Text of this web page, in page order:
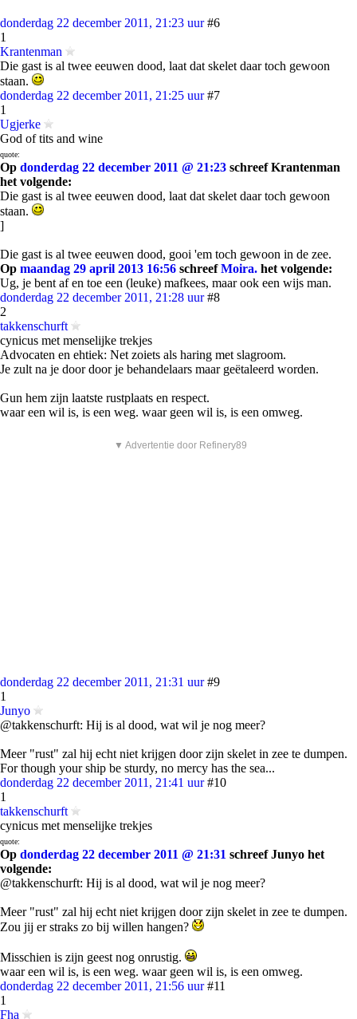
donderdag 22 december 2011, 21:23 uur #6
1
Krantenman
Die gast is al twee eeuwen dood, laat dat skelet daar toch gewoon
staan.
donderdag 22 december 2011, 21:25 uur #7
1
Ugjerke
God of tits and wine
quote:
Op donderdag 22 december 2011 @ 21:23 schreef Krantenman
het volgende:
Die gast is al twee eeuwen dood, laat dat skelet daar toch gewoon
staan.
]
Die gast is al twee eeuwen dood, gooi 'em toch gewoon in de zee.
Op maandag 29 april 2013 16:56 schreefMoira. het volgende:
Ug, je bent af en toe een (leuke) mafkees, maar ook een wijs man.
donderdag 22 december 2011, 21:28 uur #8
2
takkenschurft
cynicus met menselijke trekjes
Advocaten en ehtiek: Net zoiets als haring met slagroom.
Je zult na je door door je behandelaars maar geëtaleerd worden.
Gun hem zijn laatste rustplaats en respect.
waar een wil is, is een weg. waar geen wil is, is een omweg.
▼ Advertentie door Refinery89
donderdag 22 december 2011, 21:31 uur #9
1
Junyo
@takkenschurft: Hij is al dood, wat wil je nog meer?
Meer "rust" zal hij echt niet krijgen door zijn skelet in zee te dumpen.
For though your ship be sturdy, no mercy has the sea...
donderdag 22 december 2011, 21:41 uur #10
1
takkenschurft
cynicus met menselijke trekjes
quote:
Op donderdag 22 december 2011 @ 21:31 schreef Junyo het
volgende:
@takkenschurft: Hij is al dood, wat wil je nog meer?
Meer "rust" zal hij echt niet krijgen door zijn skelet in zee te dumpen.
Zou jij er straks zo bij willen hangen?
Misschien is zijn geest nog onrustig.
waar een wil is, is een weg. waar geen wil is, is een omweg.
donderdag 22 december 2011, 21:56 uur #11
1
Fha